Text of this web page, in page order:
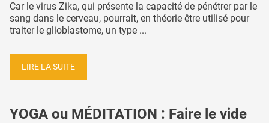
Car le virus Zika, qui présente la capacité de pénétrer par le
sang dans le cerveau, pourrait, en théorie être utilisé pour
traiter le glioblastome, un type ...
LIRE LA SUITE
YOGA ou MÉDITATION : Faire le vide